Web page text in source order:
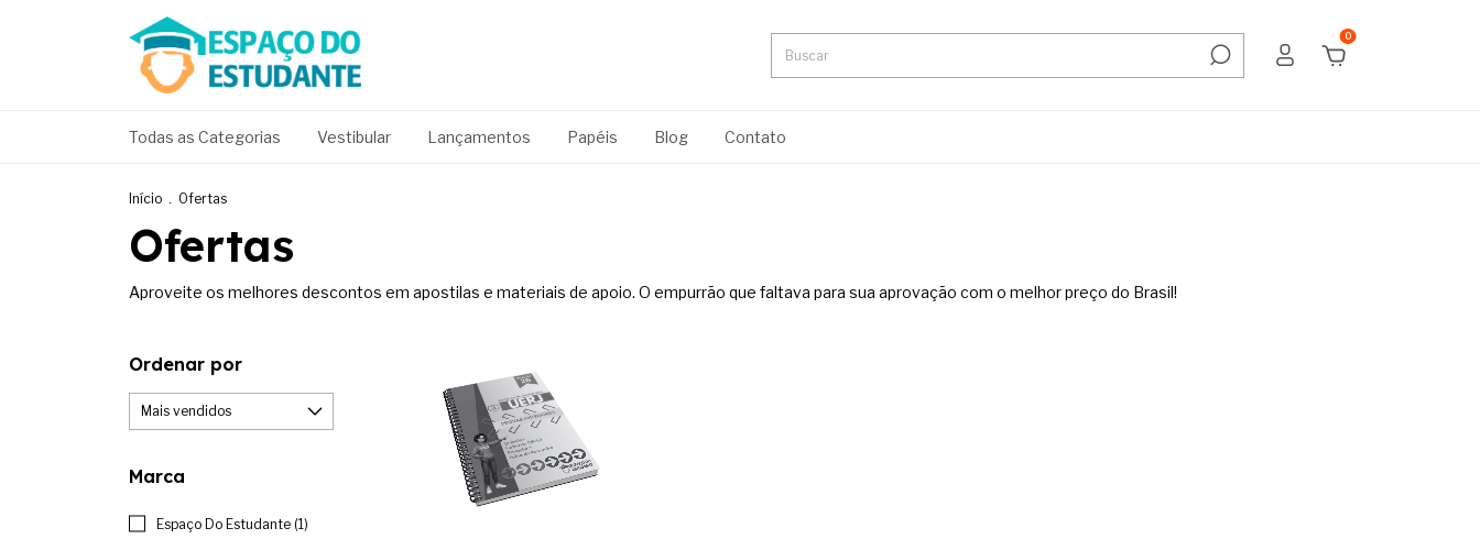
0
Todas as Categorias Vestibular Lançamentos Papéis Blog Contato
Início . Ofertas
Ofertas
Aproveite os melhores descontos em apostilas e materiais de apoio. O empurrão que faltava para sua aprovação com o melhor preço do Brasil!
Ordenar por
Marca
Espaço Do Estudante (1)